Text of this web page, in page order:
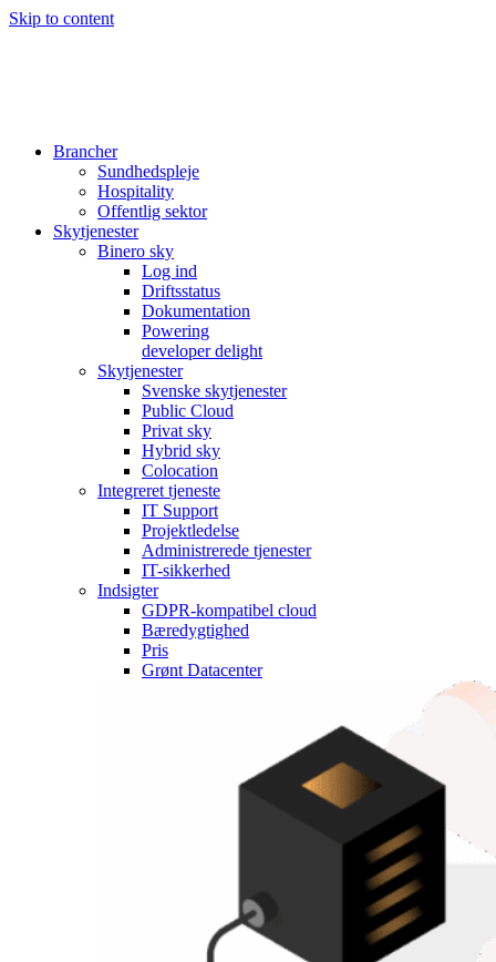
Skip to content
Brancher
Sundhedspleje
Hospitality
Offentlig sektor
Skytjenester
Binero sky
Log ind
Driftsstatus
Dokumentation
Powering
developer delight
Skytjenester
Svenske skytjenester
Public Cloud
Privat sky
Hybrid sky
Colocation
Integreret tjeneste
IT Support
Projektledelse
Administrerede tjenester
IT-sikkerhed
Indsigter
GDPR-kompatibel cloud
Bæredygtighed
Pris
Grønt Datacenter